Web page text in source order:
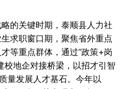
的关键时期，泰顺县人力社
求职窗口期，聚焦省外重点
等重点群体，通过“政策+岗
校地企对接桥梁，以招才引智
量发展人才基石。今年以